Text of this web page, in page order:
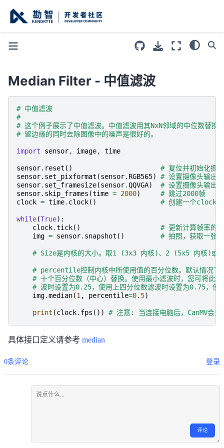
Median Filter - 中值滤波
# 中值滤波
#
# 这个例子展示了中值滤波。中值滤波用其NxN邻域的中位数替换
# 留边缘的同时去除图像中的噪声是很好的。
import sensor, image, time
sensor. reset ()
# 复位并初始化摄
sensor. set_pixformat (sensor. RGB565)
# 设置摄像头输出格
sensor. set_framesize(sensor.QQVGA)
# 设置摄像头输出
sensor. skip_frames (time = 2000)
# 跳过2000帧
clock = time. clock() # 创建一个clock对
while(True):
clock.tick()
# 更新计算帧率的
img = sensor. snapshot () # 拍照，获取一张
# Size是内核的大小。取1 (3x3 内核)、2 (5x5 内核)或
# percentile控制内核中所使用值的百分位数。默认情况下
# 十个百分位数（中心）替换。使用最小滤波时，您可将此
# 波时设置为0.25，使用上四分位数滤波时设置为0.75，使
img.median(1 , percentile=0.5)
print (clock. fps ()) # 注意: 当连接电脑后，CanMV会变
具体接口定义请参考 median
0条评论 登录
评论